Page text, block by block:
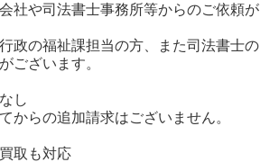
社や司法書士事務所等からのご依頼が
政の福祉課担当の方、また司法書士の
がございます。
し
からの追加請求はございません。
取も対応